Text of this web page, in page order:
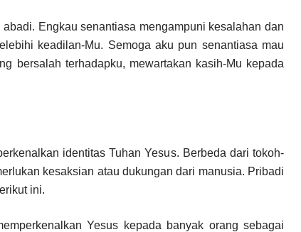
Engkau senantiasa mengampuni kesalahan dan
keadilan-Mu. Semoga aku pun senantiasa mau
bersalah terhadapku, mewartakan kasih-Mu kepada
identitas Tuhan Yesus. Berbeda dari tokoh-
kesaksian atau dukungan dari manusia. Pribadi
ini.
Yesus kepada banyak orang sebagai